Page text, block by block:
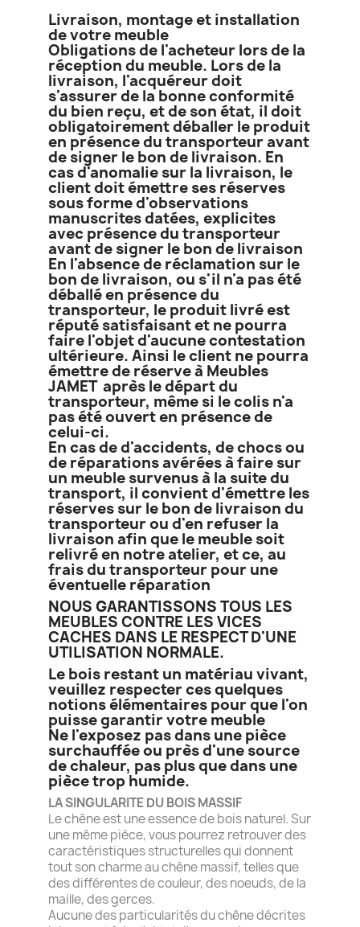
Livraison, montage et installation
de votre meuble
Obligations de l'acheteur lors de la
réception du meuble. Lors de la
livraison, l'acquéreur doit
s'assurer de la bonne conformité
du bien reçu, et de son état, il doit
obligatoirement déballer le produit
en présence du transporteur avant
de signer le bon de livraison. En
cas d'anomalie sur la livraison, le
client doit émettre ses réserves
sous forme d'observations
manuscrites datées, explicites
avec présence du transporteur
avant de signer le bon de livraison
En l'absence de réclamation sur le
bon de livraison, ou s'il n'a pas été
déballé en présence du
transporteur, le produit livré est
réputé satisfaisant et ne pourra
faire l'objet d'aucune contestation
ultérieure. Ainsi le client ne pourra
émettre de réserve à Meubles
JAMET après le départ du
transporteur, même si le colis n'a
pas été ouvert en présence de
celui-ci.
En cas de d'accidents, de chocs ou
de réparations avérées à faire sur
un meuble survenus à la suite du
transport, il convient d'émettre les
réserves sur le bon de livraison du
transporteur ou d'en refuser la
livraison afin que le meuble soit
relivré en notre atelier, et ce, au
frais du transporteur pour une
éventuelle réparation
NOUS GARANTISSONS TOUS LES
MEUBLES CONTRE LES VICES
CACHES DANS LE RESPECT D'UNE
UTILISATION NORMALE.
Le bois restant un matériau vivant,
veuillez respecter ces quelques
notions élémentaires pour que l'on
puisse garantir votre meuble
Ne l'exposez pas dans une pièce
surchauffée ou près d'une source
de chaleur, pas plus que dans une
pièce trop humide.
LA SINGULARITE DU BOIS MASSIF
Le chêne est une essence de bois naturel. Sur
une même pièce, vous pourrez retrouver des
caractéristiques structurelles qui donnent
tout son charme au chêne massif, telles que
des différentes de couleur, des noeuds, de la
maille, des gerces.
Aucune des particularités du chêne décrites